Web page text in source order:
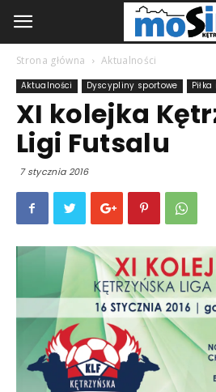
Strona główna Aktualności
Aktualności Dyscypliny sportowe
XI kolejka
Ligi Futsalu
7 stycznia 2016